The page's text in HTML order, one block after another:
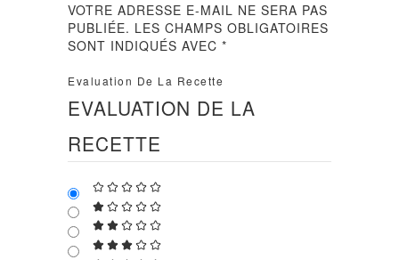
VOTRE ADRESSE E-MAIL NE SERA PAS
PUBLIÉE. LES CHAMPS OBLIGATOIRES
SONT INDIQUÉS AVEC*
Evaluation De La Recette
EVALUATION DE LA
RECETTE